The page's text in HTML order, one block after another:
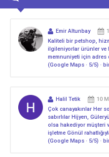
Emir Altunbay
Kaliteli bir petshop,
ilgileniyorlar ürünler ve
memnuniyeti için adres
(Google Maps · 5/5) ·
Halil Tetik 10
Çok canayakınlar Her
sabırlılar Hijyen,
olsa hakediyor müşteri
işletme Gönül
(Google Maps · 5/5) ·